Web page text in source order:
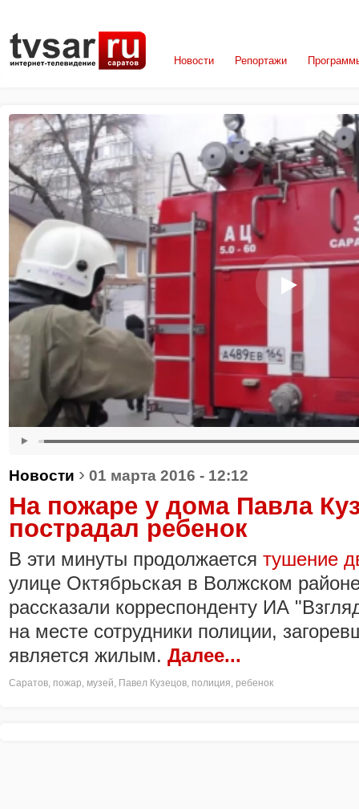
Новости Репортажи
Новости › 01 марта 2016 - 12:12
На пожаре у дома Павла
пострадал ребенок
В эти минуты продолжается тушение
улице Октябрьская в Волжском
рассказали корреспонденту ИА
на месте сотрудники полиции,
является жилым. Далее...
Саратов, пожар, музей, Павел Кузецов, полиция, ребенок